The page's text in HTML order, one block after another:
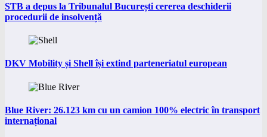
STB a depus la Tribunalul București cererea deschiderii
procedurii de insolvență
DKV Mobility și Shell își extind parteneriatul european
Blue River: 26.123 km cu un camion 100% electric în transport
internațional